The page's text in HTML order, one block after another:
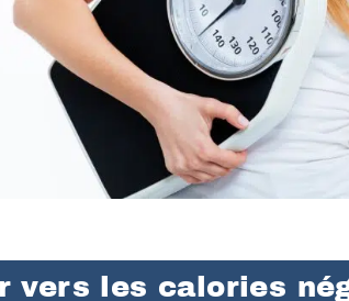
vers les calories